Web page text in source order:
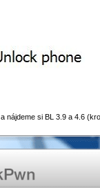
a nájdeme si BL 3.9 a 4.6